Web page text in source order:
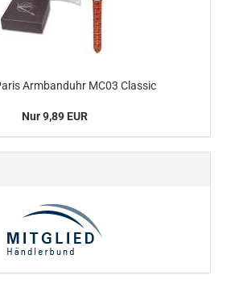
Armbanduhr MC03 Classic
Nur 9,89 EUR